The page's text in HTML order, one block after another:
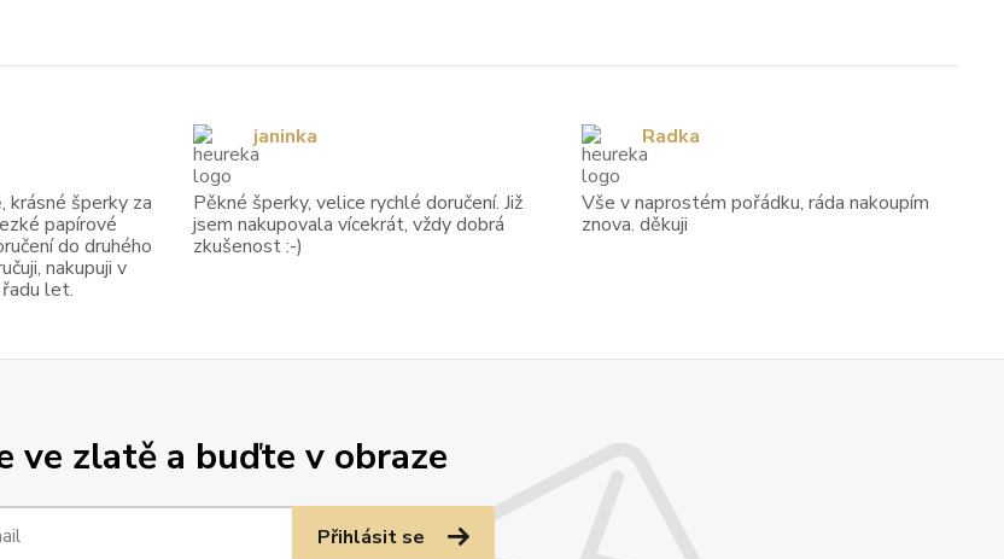
ve zlatě a buďte v obraze
Přihlásit se
krásné šperky za
papírové
do druhého
nakupuji v
let.
Pěkné šperky, velice rychlé doručení. Již
jsem nakupovala vícekrát, vždy dobrá
zkušenost :-)
janinka
Vše v naprostém pořádku, ráda nakoupím
znova. děkuji
Radka